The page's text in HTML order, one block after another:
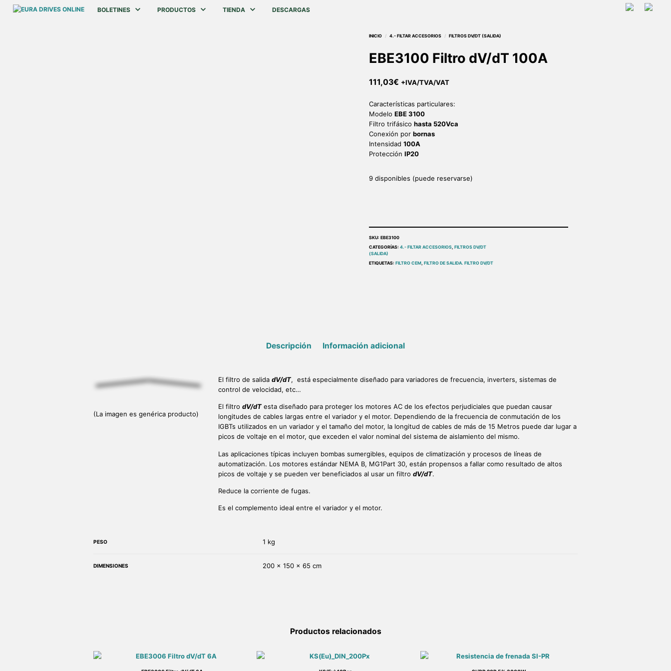
BOLETINES PRODUCTOS TIENDA DESCARGAS
EBE3100 Filtro dV/dT 100A
111,03€ +IVA/TVA/VAT
Características particulares:
Modelo EBE 3100
Filtro trifásico hasta 520Vca
Conexión por bornas
Intensidad 100A
Protección IP20
9 disponibles (puede reservarse)
SKU: EBE3100
CATEGORÍAS: 4.- FILTAR ACCESORIOS, FILTROS DV/DT
(SALIDA)
ETIQUETAS: FILTRO CEM, FILTRO DE SALIDA. FILTRO DV/DT
Descripción Información adicional
(La imagen es genérica producto)
El filtro de salida dV/dT, está especialmente diseñado para variadores de frecuencia, inverters, sistemas de
control de velocidad, etc…
El filtro dV/dT esta diseñado para proteger los motores AC de los efectos perjudiciales que puedan causar
longitudes de cables largas entre el variador y el motor. Dependiendo de la frecuencia de conmutación de los
IGBTs utilizados en un variador y el tamaño del motor, la longitud de cables de más de 15 Metros puede dar lugar a
picos de voltaje en el motor, que exceden el valor nominal del sistema de aislamiento del mismo.
Las aplicaciones típicas incluyen bombas sumergibles, equipos de climatización y procesos de líneas de
automatización. Los motores estándar NEMA B, MG1Part 30, están propensos a fallar como resultado de altos
picos de voltaje y se pueden ver beneficiados al usar un filtro dV/dT.
Reduce la corriente de fugas.
Es el complemento ideal entre el variador y el motor.
PESO 1 kg
DIMENSIONES 200 × 150 × 65 cm
Productos relacionados